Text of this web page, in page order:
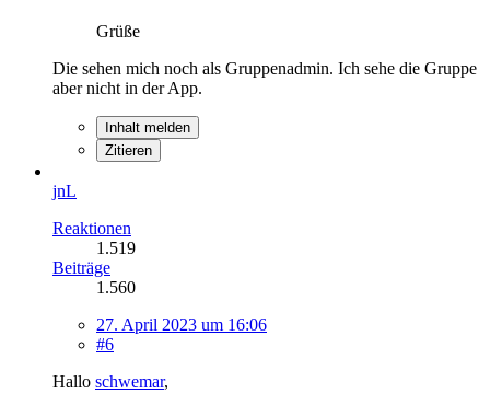
Grüße
Die sehen mich noch als Gruppenadmin. Ich sehe die Gruppe
aber nicht in der App.
Inhalt melden
Zitieren
jnL
Reaktionen
1.519
Beiträge
1.560
27. April 2023 um 16:06
#6
Hallo schwemar,